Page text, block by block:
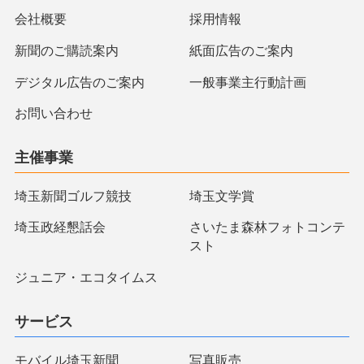
会社概要 採用情報
新聞のご購読案内 紙面広告のご案内
デジタル広告のご案内 一般事業主行動計画
お問い合わせ
主催事業
埼玉新聞ゴルフ競技 埼玉文学賞
埼玉政経懇話会
さいたま森林フォトコンテ
スト
ジュニア・エコタイムス
サービス
モバイル埼玉新聞 写真販売